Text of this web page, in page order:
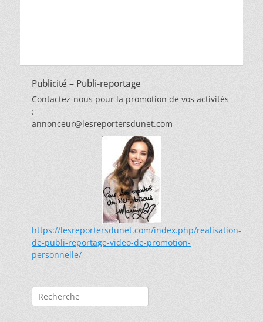
Publicité – Publi-reportage
Contactez-nous pour la promotion de vos activités
:
annonceur@lesreportersdunet.com
https://lesreportersdunet.com/index.php/realisation-
de-publi-reportage-video-de-promotion-
personnelle/
Rechercher :